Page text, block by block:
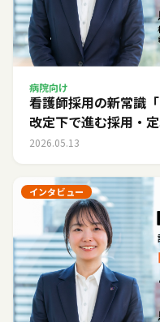
病院向け
看護師採用の新常識
改定下で進む採用・
2026.05.13
インタビュー